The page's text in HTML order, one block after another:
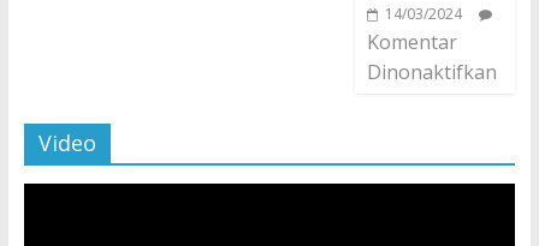
14/03/2024
Komentar
Dinonaktifkan
Video